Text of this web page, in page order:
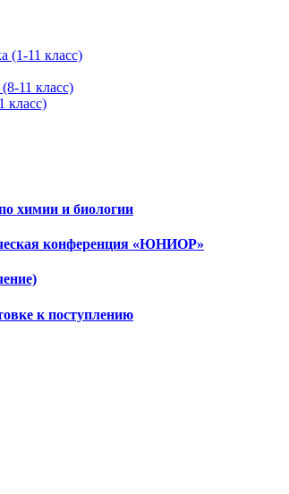
(1-11 класс)
11 класс)
класс)
химии и биологии
конференция «ЮНИОР»
к поступлению